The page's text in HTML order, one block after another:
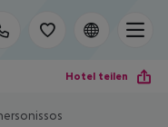
Hotel teilen